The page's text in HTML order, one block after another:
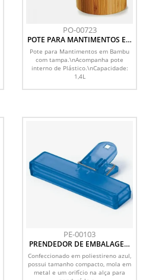
PO-00723
POTE PARA MANTIMENTOS EM
BAMBU DUBAI - 1,4 L
Pote para Mantimentos em Bambu
com tampa.\nAcompanha pote
interno de Plástico.\nCapacidade:
1,4L
PE-00103
PRENDEDOR DE EMBALAGEM
EM POLIESTIRENO - AZUL
Confeccionado em poliestireno azul,
possui tamanho compacto, mola em
metal e um orifício na alça para